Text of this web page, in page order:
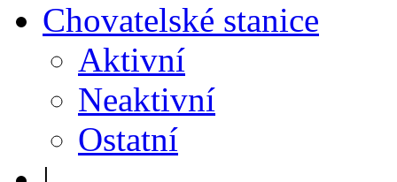
Chovatelské stanice
Aktivní
Neaktivní
Ostatní